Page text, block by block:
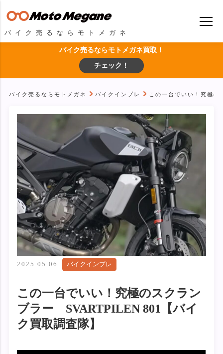
バイク売るならモトメガネ
バイク売るならモトメガネ買取！
チェック！
バイク売るならモトメガネ バイクインプレ この一台でいい！究極
2025.05.06 バイクインプレ
この一台でいい！究極のスクラン
ブラー SVARTPILEN 801【バイ
ク買取調査隊】